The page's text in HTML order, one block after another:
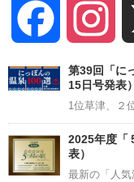
Facebook
第39回「に
15日号発表）
1位草津、２
2025年度「
表）
最新の「人